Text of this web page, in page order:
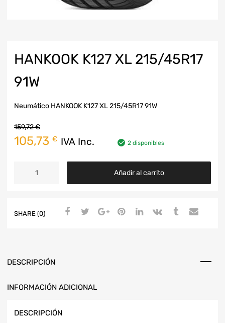
HANKOOK K127 XL 215/45R17
91W
Neumático HANKOOK K127 XL 215/45R17 91W
159,72€
105,73 € IVA Inc. 2 disponibles
Añadir al carrito
SHARE (0)
DESCRIPCIÓN
INFORMACIÓN ADICIONAL
DESCRIPCIÓN